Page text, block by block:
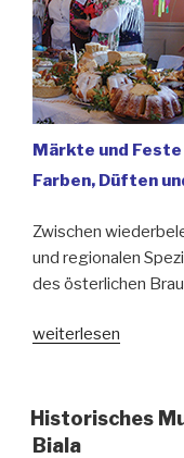
Märkte und
Farben, Düften
Zwischen
und regionalen
des österlichen
„Niederschlesien
in
die
weiterlesen
Historisches
Biala